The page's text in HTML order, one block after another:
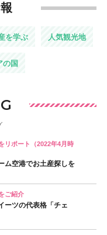
を学ぶ 人気観光地
の国
リポート（2022年4月時
ム空港でお土産探しを
ご紹介
ーツの代表格「チェ